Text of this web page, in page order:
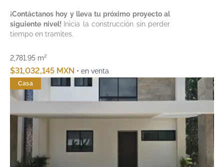
¡Contáctanos hoy y lleva tu próximo proyecto al
siguiente nivel! Inicia la construcción sin perder
tiempo en tramites.
2,781.95 m²
$31,032,145 MXN • en venta
Casa